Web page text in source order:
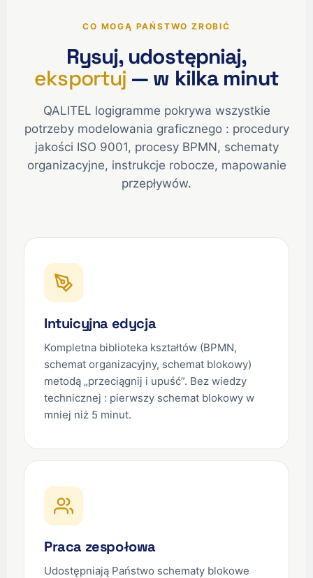
CO MOGĄ PAŃSTWO ZROBIĆ
Rysuj, udostępniaj,
eksportuj — w kilka minut
QALITEL logigramme pokrywa wszystkie
potrzeby modelowania graficznego : procedury
jakości ISO 9001, procesy BPMN, schematy
organizacyjne, instrukcje robocze, mapowanie
przepływów.
Intuicyjna edycja
Kompletna biblioteka kształtów (BPMN,
schemat organizacyjny, schemat blokowy)
metodą „przeciągnij i upuść”. Bez wiedzy
technicznej : pierwszy schemat blokowy w
mniej niż 5 minut.
Praca zespołowa
Udostępniają Państwo schematy blokowe